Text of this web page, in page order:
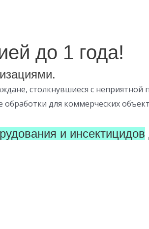
до 1 года!
столкнувшиеся с
для коммерческих
и инсектицидов